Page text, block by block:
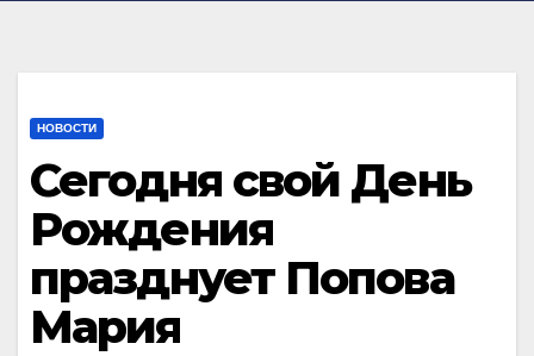
НОВОСТИ
Сегодня свой День
Рождения
празднует Попова
Мария